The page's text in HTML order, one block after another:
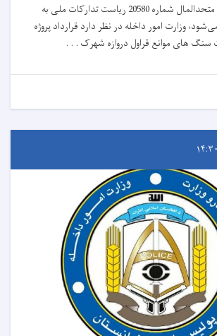
بدینوسیله به تاسی از متحدالمال شماره 20580 ریاست تدارکات ملی به
وزارت امور داخله در نظر دارد قرارداد پروژه
سنگ های موانع قراول دروازه شهرک . . .